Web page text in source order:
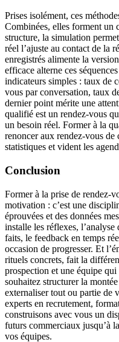
Prises isolément, ces
Combinées, elles forment un
structure, la simulation
réel l’ajuste au contact de la
enregistrés alimente la
efficace alterne ces
indicateurs simples : taux de
vous par conversation, taux
dernier point mérite une
qualifié est un rendez-vous
un besoin réel. Former à la
renoncer aux rendez-vous
statistiques et vident les
Conclusion
Former à la prise de rendez-
motivation : c’est une
éprouvées et des données
installe les réflexes, l’analyse
faits, le feedback en temps
occasion de progresser. Et
rituels concrets, fait la
prospection et une équipe
souhaitez structurer la
externaliser tout ou partie de
experts en recrutement,
construisons avec vous un
futurs commerciaux jusqu’à
vos équipes.